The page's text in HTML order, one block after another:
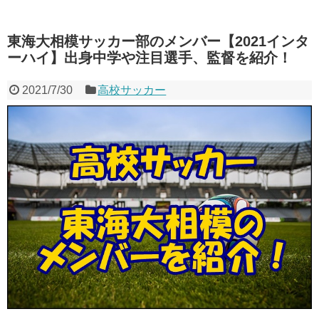
東海大相模サッカー部のメンバー【2021インタ
ーハイ】出身中学や注目選手、監督を紹介！
2021/7/30 高校サッカー